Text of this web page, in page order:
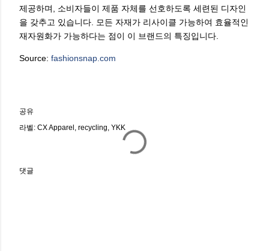
제공하며, 소비자들이 제품 자체를 선호하도록 세련된 디자인
을 갖추고 있습니다. 모든 자재가 리사이클 가능하여 효율적인
재자원화가 가능하다는 점이 이 브랜드의 특징입니다.
Source: fashionsnap.com
공유
라벨: CX Apparel recycling YKK
댓글